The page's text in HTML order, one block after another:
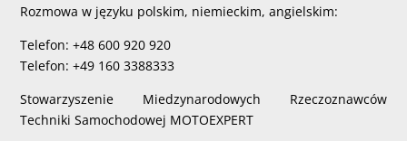
Rozmowa w języku polskim, niemieckim, angielskim:
Telefon: +48 600 920 920
Telefon: +49 160 3388333
Stowarzyszenie Miedzynarodowych Rzeczoznawców
Techniki Samochodowej MOTOEXPERT